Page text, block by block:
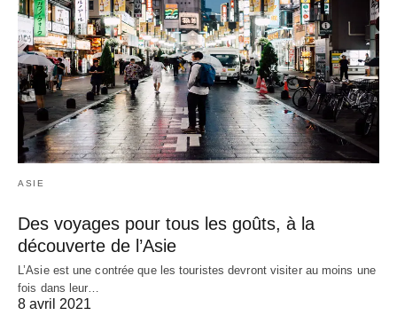
ASIE
Des voyages pour tous les goûts, à la
découverte de l’Asie
L’Asie est une contrée que les touristes devront visiter au moins une
fois dans leur…
8 avril 2021